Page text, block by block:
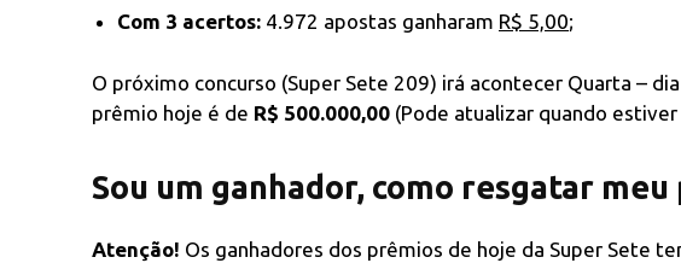
Com 3 acertos: 4.972 apostas ganharam R$ 5,00;
O próximo concurso (Super Sete 209) irá acontecer Quarta –
prêmio hoje é de R$ 500.000,00 (Pode atualizar quando
Sou um ganhador, como resgatar meu
Atenção! Os ganhadores dos prêmios de hoje da Super Sete